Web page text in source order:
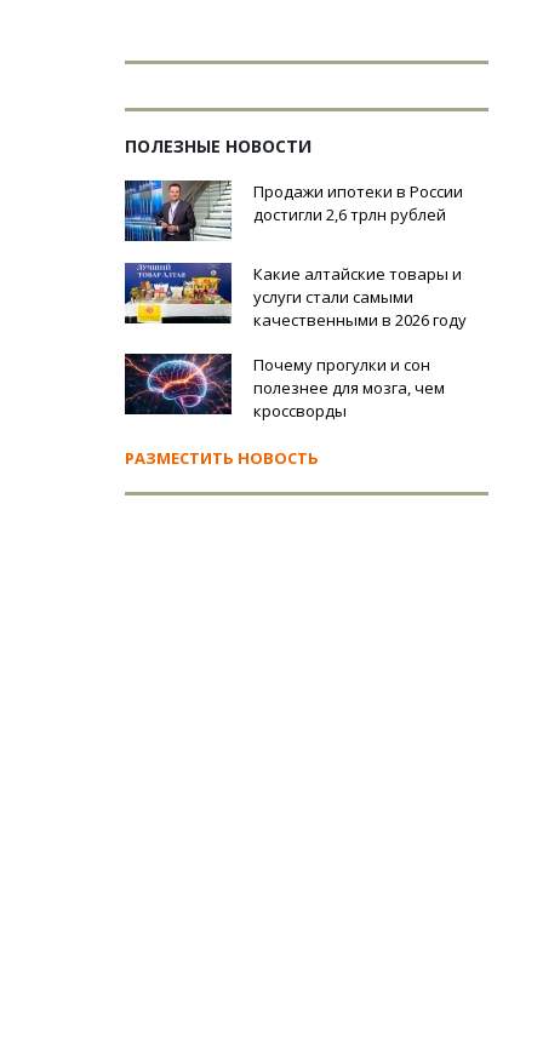
ПОЛЕЗНЫЕ НОВОСТИ
Продажи ипотеки в России
достигли 2,6 трлн рублей
Какие алтайские товары и
услуги стали самыми
качественными в 2026 году
Почему прогулки и сон
полезнее для мозга, чем
кроссворды
РАЗМЕСТИТЬ НОВОСТЬ